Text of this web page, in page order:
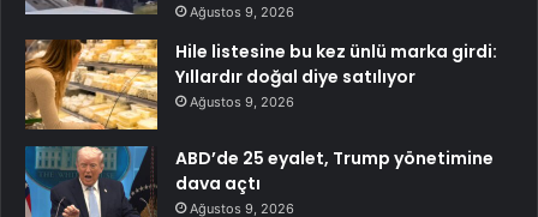
Ağustos 9, 2026
Hile listesine bu kez ünlü marka girdi:
Yıllardır doğal diye satılıyor
Ağustos 9, 2026
ABD’de 25 eyalet, Trump yönetimine
dava açtı
Ağustos 9, 2026